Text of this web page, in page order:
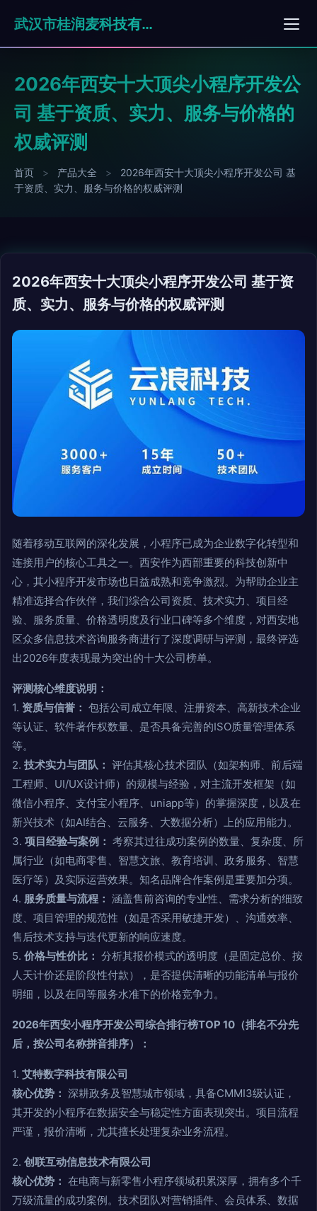
武汉市桂润麦科技有限公司
2026年西安十大顶尖小程序开发公
司 基于资质、实力、服务与价格的
权威评测
首页 > 产品大全 >
2026年西安十大顶尖小程序开发公司 基
于资质、实力、服务与价格的权威评测
2026年西安十大顶尖小程序开发公司 基于资
质、实力、服务与价格的权威评测
随着移动互联网的深化发展，小程序已成为企业数字化转型和
连接用户的核心工具之一。西安作为西部重要的科技创新中
心，其小程序开发市场也日益成熟和竞争激烈。为帮助企业主
精准选择合作伙伴，我们综合公司资质、技术实力、项目经
验、服务质量、价格透明度及行业口碑等多个维度，对西安地
区众多信息技术咨询服务商进行了深度调研与评测，最终评选
出2026年度表现最为突出的十大公司榜单。
评测核心维度说明：
1. 资质与信誉： 包括公司成立年限、注册资本、高新技术企业
等认证、软件著作权数量、是否具备完善的ISO质量管理体系
等。
2. 技术实力与团队： 评估其核心技术团队（如架构师、前后端
工程师、UI/UX设计师）的规模与经验，对主流开发框架（如
微信小程序、支付宝小程序、uniapp等）的掌握深度，以及在
新兴技术（如AI结合、云服务、大数据分析）上的应用能力。
3. 项目经验与案例： 考察其过往成功案例的数量、复杂度、所
属行业（如电商零售、智慧文旅、教育培训、政务服务、智慧
医疗等）及实际运营效果。知名品牌合作案例是重要加分项。
4. 服务质量与流程： 涵盖售前咨询的专业性、需求分析的细致
度、项目管理的规范性（如是否采用敏捷开发）、沟通效率、
售后技术支持与迭代更新的响应速度。
5. 价格与性价比： 分析其报价模式的透明度（是固定总价、按
人天计价还是阶段性付款），是否提供清晰的功能清单与报价
明细，以及在同等服务水准下的价格竞争力。
2026年西安小程序开发公司综合排行榜TOP 10（排名不分先
后，按公司名称拼音排序）：
1. 艾特数字科技有限公司
核心优势： 深耕政务及智慧城市领域，具备CMMI3级认证，
其开发的小程序在数据安全与稳定性方面表现突出。项目流程
严谨，报价清晰，尤其擅长处理复杂业务流程。
2. 创联互动信息技术有限公司
核心优势： 在电商与新零售小程序领域积累深厚，拥有多个千
万级流量的成功案例。技术团队对营销插件、会员体系、数据